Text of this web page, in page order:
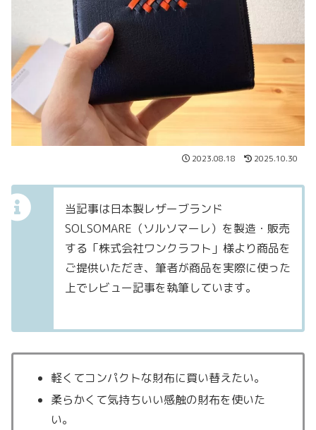
2023.08.18 2025.10.30
当記事は日本製レザーブランド
SOLSOMARE（ソルソマーレ）を製造・販売
する「株式会社ワンクラフト」様より商品を
ご提供いただき、筆者が商品を実際に使った
上でレビュー記事を執筆しています。
軽くてコンパクトな財布に買い替えたい。
柔らかくて気持ちいい感触の財布を使いた
い。